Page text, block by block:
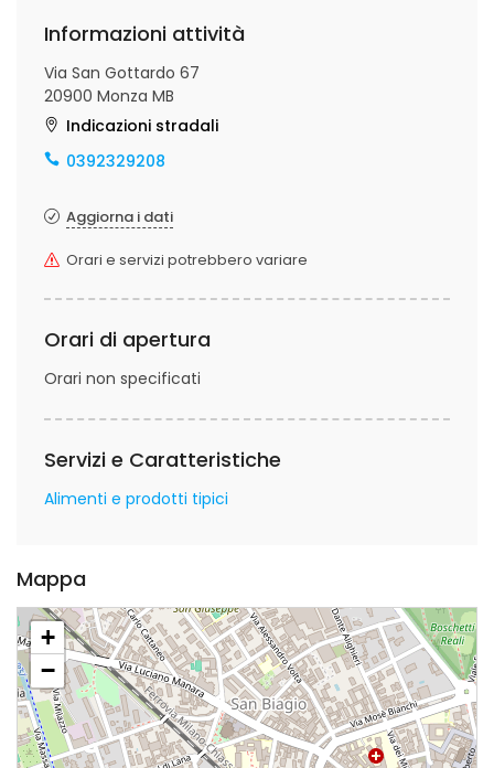
Informazioni attività
Via San Gottardo 67
20900 Monza MB
Indicazioni stradali
0392329208
Aggiorna i dati
Orari e servizi potrebbero variare
Orari di apertura
Orari non specificati
Servizi e Caratteristiche
Alimenti e prodotti tipici
Mappa
+
−